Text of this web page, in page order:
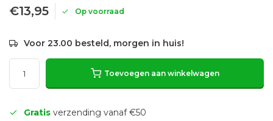
€13,95 Op voorraad
Voor 23.00 besteld, morgen in huis!
Toevoegen aan winkelwagen
Gratis verzending vanaf €50